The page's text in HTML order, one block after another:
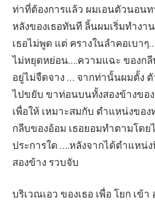
ท่าที่ต้องการแล้ว ผมเอนตัวนอน
หลังของเธอทันที ลิ้นผมเริ่มทำงา
เธอไม่พูด แต่ ครางในลำคอเบา
ไม่หยุดหย่อน….ความแฉะ ของกลี
อยู่ไม่จืดจาง … จากท่านั้นผมตั้ง
ไปขยับ ขาท่อนบนทั้งสองข้างขอ
เพื่อให้ เหมาะสมกับ ตำแหน่งขอ
กลีบของอ้อม เธอยอมทำตามโดย
ประการใด ….หลังจากได้ตำแหน่
สองข้าง รวบจับ
บริเวณเอว ของเธอ เพื่อ โยก เข้